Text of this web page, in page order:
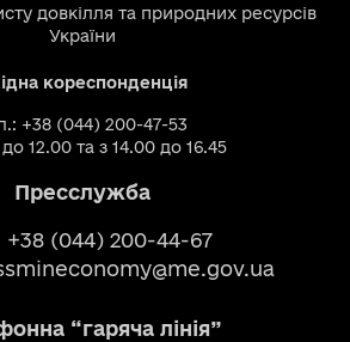
довкілля та природних ресурсів
України
кореспонденція
+38 (044) 200-47-53
12.00 та з 14.00 до 16.45
Пресслужба
+38 (044) 200-44-67
“гаряча лінія”